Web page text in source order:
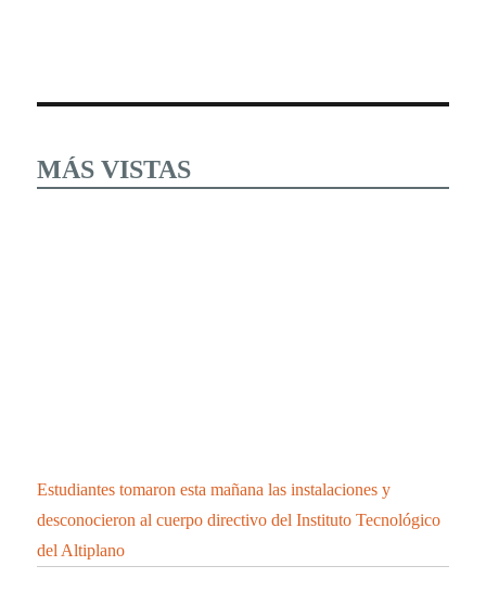
MÁS VISTAS
Estudiantes tomaron esta mañana las instalaciones y
desconocieron al cuerpo directivo del Instituto Tecnológico
del Altiplano